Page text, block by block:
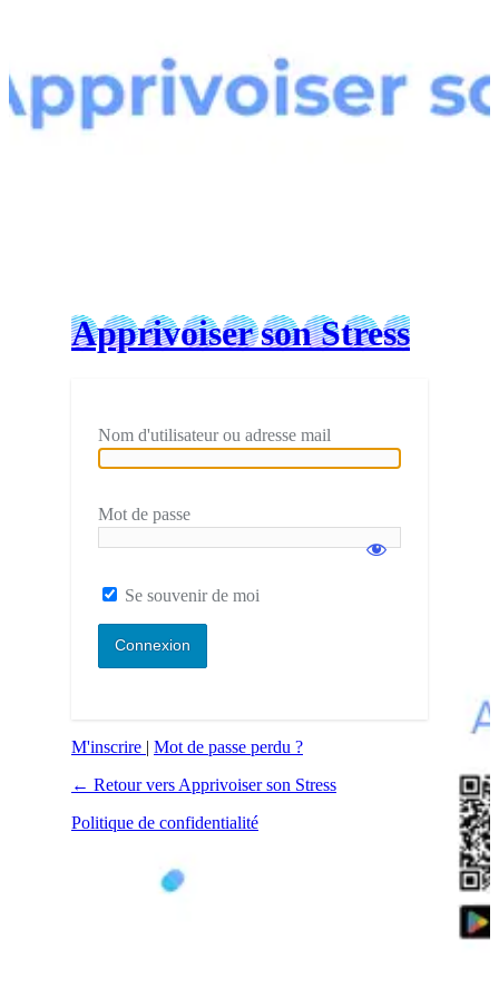
Apprivoiser son Stress
Nom d'utilisateur ou adresse mail
Mot de passe
Se souvenir de moi
M'inscrire | Mot de passe perdu ?
← Retour vers Apprivoiser son Stress
Politique de confidentialité